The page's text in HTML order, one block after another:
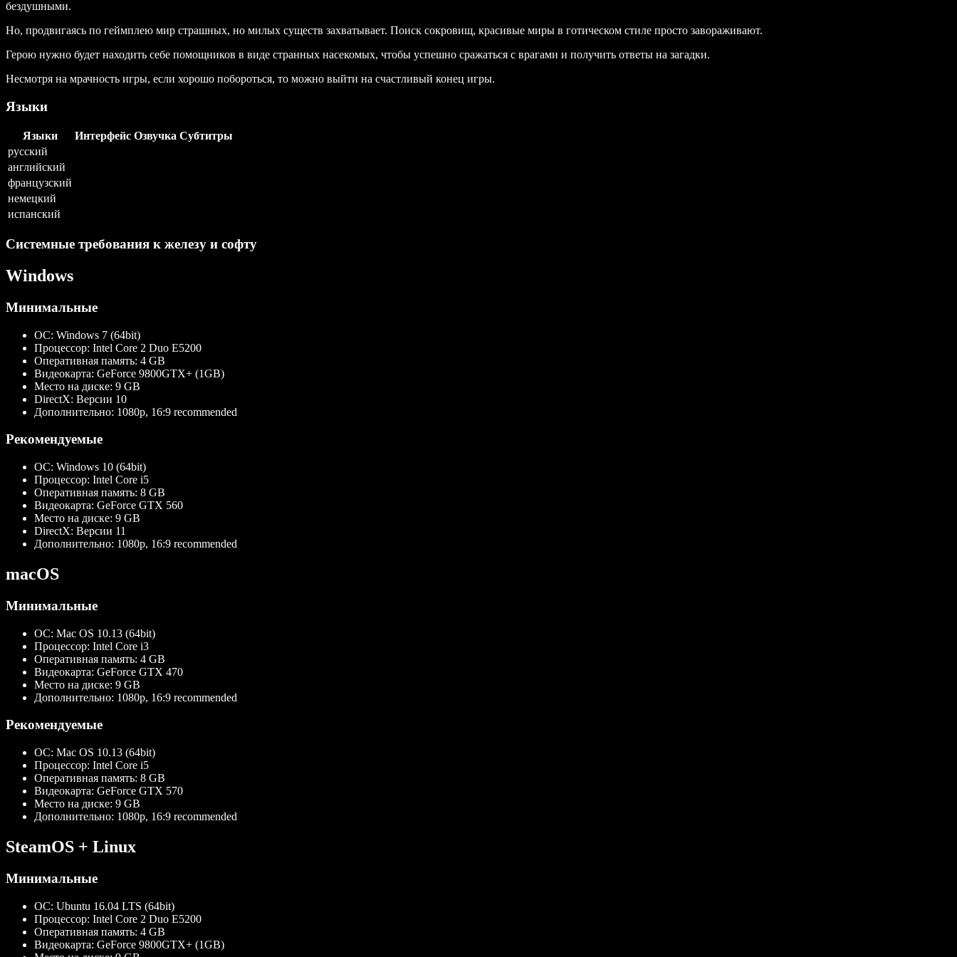
бездушными.
Но, продвигаясь по геймплею мир страшных, но милых существ захватывает. Поиск сокровищ, красивые миры в готическом стиле просто завораживают.
Герою нужно будет находить себе помощников в виде странных насекомых, чтобы успешно сражаться с врагами и получить ответы на загадки.
Несмотря на мрачность игры, если хорошо побороться, то можно выйти на счастливый конец игры.
Языки
Языки Интерфейс Озвучка Субтитры
русский
английский
французский
немецкий
испанский
Системные требования к железу и софту
Windows
Минимальные
ОС: Windows 7 (64bit)
Процессор: Intel Core 2 Duo E5200
Оперативная память: 4 GB
Видеокарта: GeForce 9800GTX+ (1GB)
Место на диске: 9 GB
DirectX: Версии 10
Дополнительно: 1080p, 16:9 recommended
Рекомендуемые
ОС: Windows 10 (64bit)
Процессор: Intel Core i5
Оперативная память: 8 GB
Видеокарта: GeForce GTX 560
Место на диске: 9 GB
DirectX: Версии 11
Дополнительно: 1080p, 16:9 recommended
macOS
Минимальные
ОС: Mac OS 10.13 (64bit)
Процессор: Intel Core i3
Оперативная память: 4 GB
Видеокарта: GeForce GTX 470
Место на диске: 9 GB
Дополнительно: 1080p, 16:9 recommended
Рекомендуемые
ОС: Mac OS 10.13 (64bit)
Процессор: Intel Core i5
Оперативная память: 8 GB
Видеокарта: GeForce GTX 570
Место на диске: 9 GB
Дополнительно: 1080p, 16:9 recommended
SteamOS + Linux
Минимальные
ОС: Ubuntu 16.04 LTS (64bit)
Процессор: Intel Core 2 Duo E5200
Оперативная память: 4 GB
Видеокарта: GeForce 9800GTX+ (1GB)